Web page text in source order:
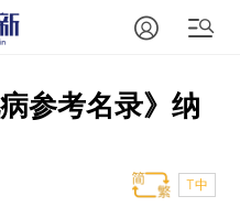
参考名录》纳
T中